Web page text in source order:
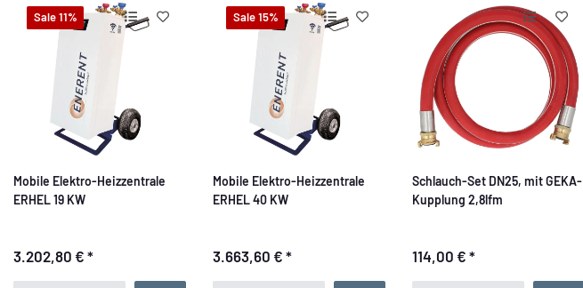
Sale 11%
Mobile Elektro-Heizzentrale
ERHEL 19 KW
3.202,80 € *
Sale 15%
Mobile Elektro-Heizzentrale
ERHEL 40 KW
3.663,60 € *
Schlauch-Set DN25, mit GEKA-
Kupplung 2,8lfm
114,00 € *